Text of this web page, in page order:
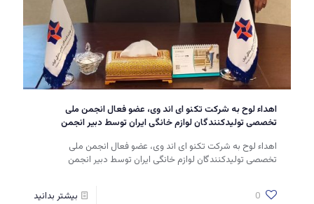
اهداء لوح به شرکت تکنو ای اند وی، عضو فعال انجمن ملی
تخصصی تولیدکنندگان لوازم خانگی ایران توسط دبیر انجمن
اهداء لوح به شرکت تکنو ای اند وی، عضو فعال انجمن ملی
تخصصی تولیدکنندگان لوازم خانگی ایران توسط دبیر انجمن
0 بیشتر بدانید